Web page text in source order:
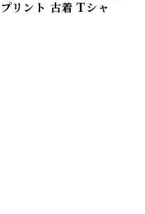
リント 古着 Tシャ